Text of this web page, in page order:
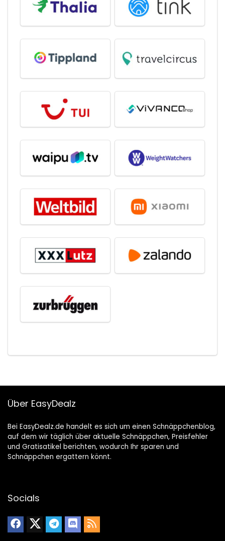
Über EasyDealz
Bei EasyDealz.de handelt es sich um einen Schnäppchenblog,
auf dem wir täglich über aktuelle Schnäppchen, Preisfehler
und Gratisatikel berichten, wodurch Ihr sparen und
Schnäppchen ergattern könnt.
Socials